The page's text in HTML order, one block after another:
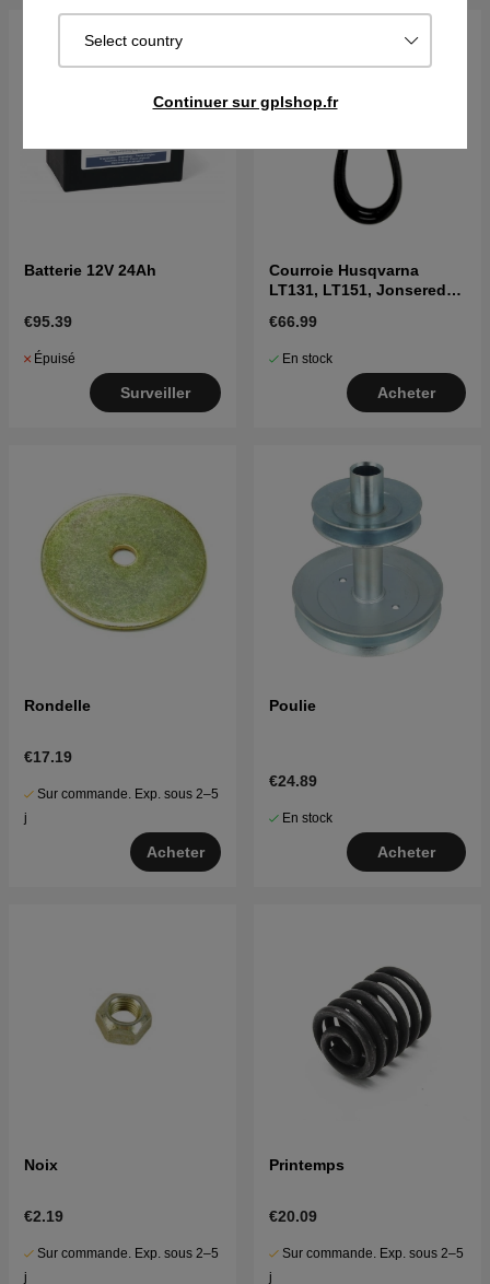
Select country
Continuer sur gplshop.fr
Batterie 12V 24Ah
€95.39
Épuisé
Surveiller
Courroie Husqvarna
LT131, LT151, Jonsered
€66.99
En stock
Acheter
Rondelle
€17.19
Sur commande. Exp. sous 2–5
j
Acheter
Poulie
€24.89
En stock
Acheter
Noix
€2.19
Sur commande. Exp. sous 2–5
j
Printemps
€20.09
Sur commande. Exp. sous 2–5
j